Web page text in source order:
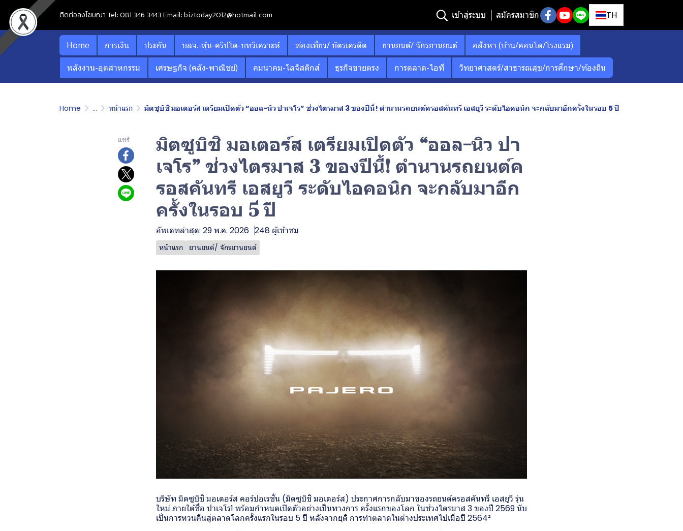
ติดต่อลงโฆษณา Tel: 081 346 3443 Email: biztoday2012@hotmail.com เข้าสู่ระบบ สมัครสมาชิก TH
Home การเงิน ประกัน บลจ.-หุ้น-คริปโต-บทวิเคราะห์ ท่องเที่ยว/ บัตรเครดิต ยานยนต์/ จักรยานยนต์
อสังหา (บ้าน/คอนโด/โรงแรม)
พลังงาน-อุตสาหกรรม
เศรษฐกิจ (คลัง-พาณิชย์) คมนาคม-โลจิสติกส์ ธุรกิจขายตรง การตลาด-ไอที วิทยาศาสตร์/สาธารณสุข/การศึกษา/ท้องถิน
Home ... หน้าแรก มิตซูบิชิ มอเตอร์ส เตรียมเปิดตัว “ออล-นิว ปาเจโร” ช่วงไตรมาส 3 ของปีนี้! ตำนานรถยนต์ครอสคันทรี เอสยูวี ระดับไอคอนิก จะกลับมาอีกครั้งในรอบ 5 ปี
แชร์
มิตซูบิชิ มอเตอร์ส เตรียมเปิดตัว “ออล-นิว ปา
เจโร” ช่วงไตรมาส 3 ของปีนี้! ตำนานรถยนต์ค
รอสคันทรี เอสยูวี ระดับไอคอนิก จะกลับมาอีก
ครั้งในรอบ 5 ปี
อัพเดทล่าสุด: 29 พ.ค. 2026 248 ผู้เข้าชม
หน้าแรก ยานยนต์/ จักรยานยนต์
บริษัท มิตซูบิชิ มอเตอร์ส คอร์ปอเรชั่น (มิตซูบิชิ มอเตอร์ส) ประกาศการกลับมาของรถยนต์ครอสคันทรี เอสยูวี รุ่น
ใหม่ ภายใต้ชื่อ ปาเจโร1 พร้อมกำหนดเปิดตัวอย่างเป็นทางการ ครั้งแรกของโลก ในช่วงไตรมาส 3 ของปี 2569 นับ
เป็นการหวนคืนสู่ตลาดโลกครั้งแรกในรอบ 5 ปี หลังจากยุติ การทำตลาดในต่างประเทศไปเมื่อปี 2564²